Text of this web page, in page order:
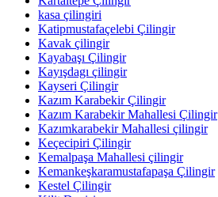
kasa çilingiri
Katipmustafaçelebi Çilingir
Kavak çilingir
Kayabaşı Çilingir
Kayışdagı çilingir
Kayseri Çilingir
Kazım Karabekir Çilingir
Kazım Karabekir Mahallesi Çilingir
Kazımkarabekir Mahallesi çilingir
Keçecipiri Çilingir
Kemalpaşa Mahallesi çilingir
Kemankeşkaramustafapaşa Çilingir
Kestel Çilingir